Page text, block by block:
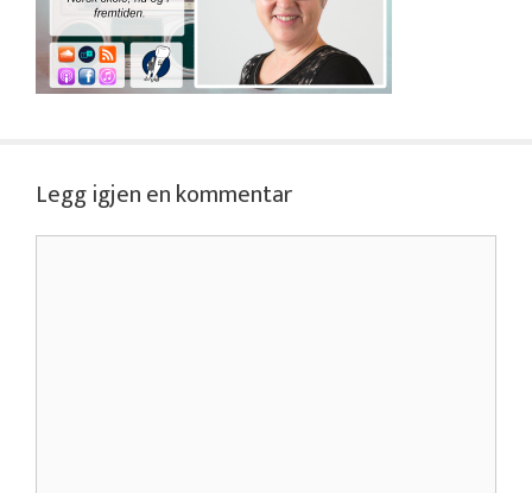
Legg igjen en kommentar